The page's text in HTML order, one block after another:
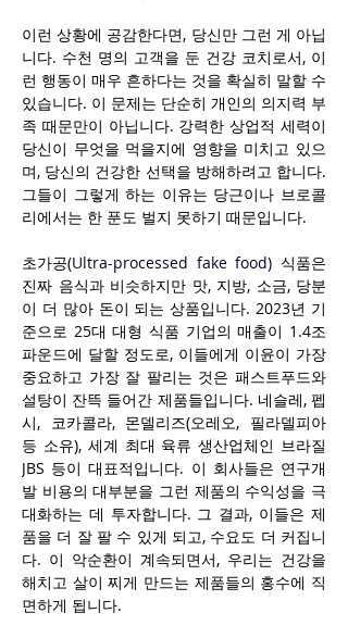
이런 상황에 공감한다면, 당신만 그런 게 아닙
니다. 수천 명의 고객을 둔 건강 코치로서, 이
런 행동이 매우 흔하다는 것을 확실히 말할 수
있습니다. 이 문제는 단순히 개인의 의지력 부
족 때문만이 아닙니다. 강력한 상업적 세력이
당신이 무엇을 먹을지에 영향을 미치고 있으
며, 당신의 건강한 선택을 방해하려고 합니다.
그들이 그렇게 하는 이유는 당근이나 브로콜
리에서는 한 푼도 벌지 못하기 때문입니다.
초가공(Ultra-processed fake food) 식품은
진짜 음식과 비슷하지만 맛, 지방, 소금, 당분
이 더 많아 돈이 되는 상품입니다. 2023년 기
준으로 25대 대형 식품 기업의 매출이 1.4조
파운드에 달할 정도로, 이들에게 이윤이 가장
중요하고 가장 잘 팔리는 것은 패스트푸드와
설탕이 잔뜩 들어간 제품들입니다. 네슬레, 펩
시, 코카콜라, 몬델리즈(오레오, 필라델피아
등 소유), 세계 최대 육류 생산업체인 브라질
JBS 등이 대표적입니다. 이 회사들은 연구개
발 비용의 대부분을 그런 제품의 수익성을 극
대화하는 데 투자합니다. 그 결과, 이들은 제
품을 더 잘 팔 수 있게 되고, 수요도 더 커집니
다. 이 악순환이 계속되면서, 우리는 건강을
해치고 살이 찌게 만드는 제품들의 홍수에 직
면하게 됩니다.